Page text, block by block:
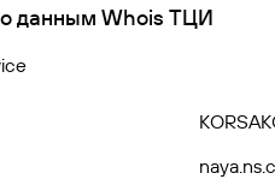
данным Whois ТЦИ